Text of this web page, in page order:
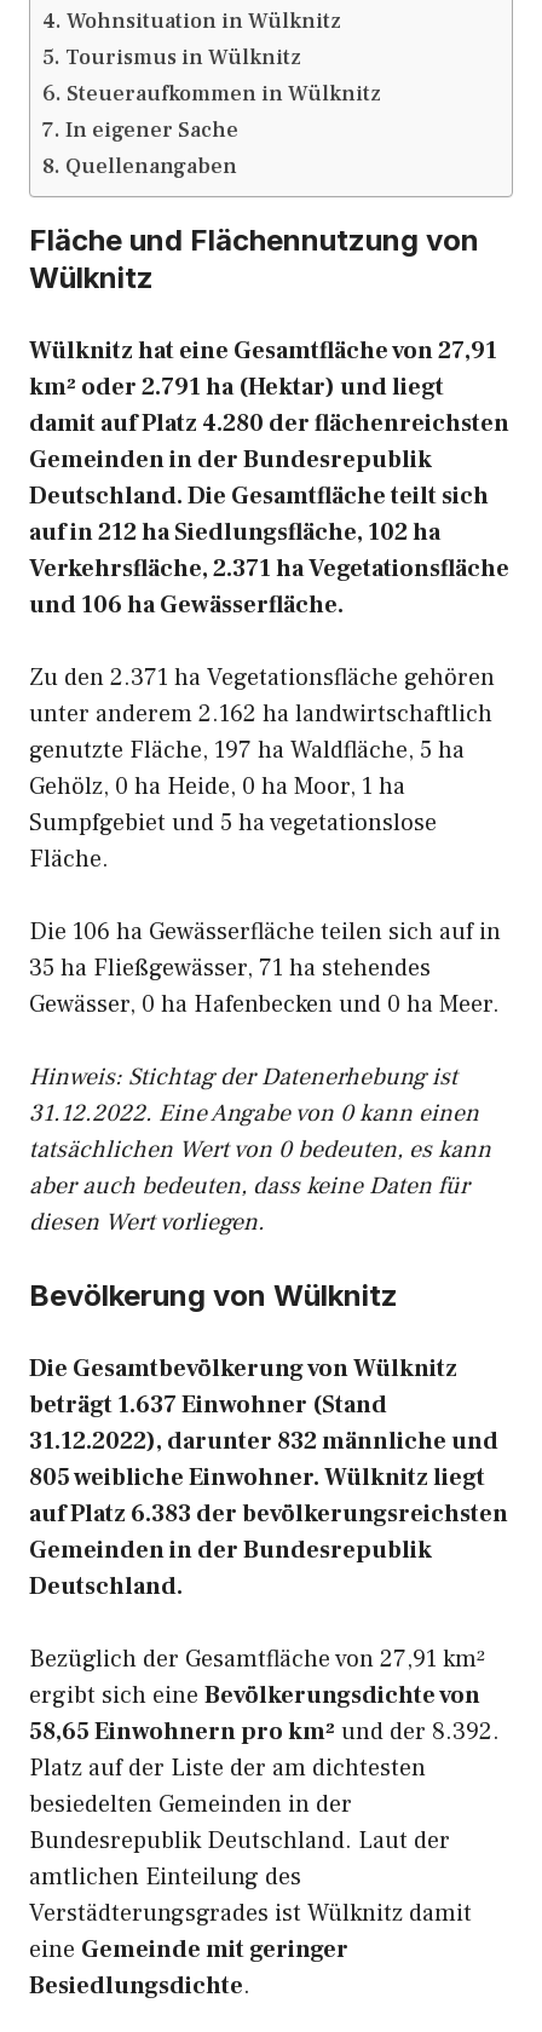
Wohnsituation in Wülknitz
Tourismus in Wülknitz
Steueraufkommen in Wülknitz
In eigener Sache
Quellenangaben
Fläche und Flächennutzung von
Wülknitz
Wülknitz hat eine Gesamtfläche von 27,91
km² oder 2.791 ha (Hektar) und liegt
damit auf Platz 4.280 der flächenreichsten
Gemeinden in der Bundesrepublik
Deutschland. Die Gesamtfläche teilt sich
auf in 212 ha Siedlungsfläche, 102 ha
Verkehrsfläche, 2.371 ha Vegetationsfläche
und 106 ha Gewässerfläche.
Zu den 2.371 ha Vegetationsfläche gehören
unter anderem 2.162 ha landwirtschaftlich
genutzte Fläche, 197 ha Waldfläche, 5 ha
Gehölz, 0 ha Heide, 0 ha Moor, 1 ha
Sumpfgebiet und 5 ha vegetationslose
Fläche.
Die 106 ha Gewässerfläche teilen sich auf in
35 ha Fließgewässer, 71 ha stehendes
Gewässer, 0 ha Hafenbecken und 0 ha Meer.
Hinweis: Stichtag der Datenerhebung ist
31.12.2022. Eine Angabe von 0 kann einen
tatsächlichen Wert von 0 bedeuten, es kann
aber auch bedeuten, dass keine Daten für
diesen Wert vorliegen.
Bevölkerung von Wülknitz
Die Gesamtbevölkerung von Wülknitz
beträgt 1.637 Einwohner (Stand
31.12.2022), darunter 832 männliche und
805 weibliche Einwohner. Wülknitz liegt
auf Platz 6.383 der bevölkerungsreichsten
Gemeinden in der Bundesrepublik
Deutschland.
Bezüglich der Gesamtfläche von 27,91 km²
ergibt sich eine Bevölkerungsdichte von
58,65 Einwohnern pro km² und der 8.392.
Platz auf der Liste der am dichtesten
besiedelten Gemeinden in der
Bundesrepublik Deutschland. Laut der
amtlichen Einteilung des
Verstädterungsgrades ist Wülknitz damit
eine Gemeinde mit geringer
Besiedlungsdichte.